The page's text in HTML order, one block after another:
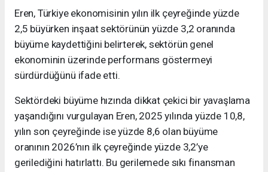
Eren, Türkiye ekonomisinin yılın ilk çeyreğinde yüzde
2,5 büyürken inşaat sektörünün yüzde 3,2 oranında
büyüme kaydettiğini belirterek, sektörün genel
ekonominin üzerinde performans göstermeyi
sürdürdüğünü ifade etti.
Sektördeki büyüme hızında dikkat çekici bir yavaşlama
yaşandığını vurgulayan Eren, 2025 yılında yüzde 10,8,
yılın son çeyreğinde ise yüzde 8,6 olan büyüme
oranının 2026’nın ilk çeyreğinde yüzde 3,2’ye
gerilediğini hatırlattı. Bu gerilemede sıkı finansman